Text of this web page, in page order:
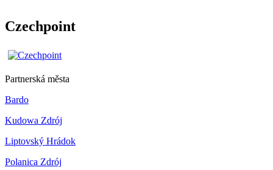
Czechpoint
Partnerská města
Bardo
Kudowa Zdrój
Liptovský Hrádok
Polanica Zdrój